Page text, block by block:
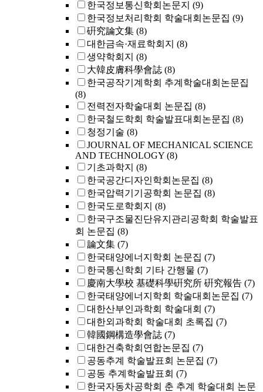
한국정보통신학회논문지 (9)
한국정보처리학회 학술대회논문집 (9)
硏究論文集 (8)
대한금속·재료학회지 (8)
생약학회지 (8)
大韓皮膚科學會誌 (8)
한국공작기계학회 추계학술대회논문집
(8)
전력전자학술대회 논문집 (8)
한국철도학회 학술발표대회논문집 (8)
청정기술 (8)
JOURNAL OF MECHANICAL SCIENCE
AND TECHNOLOGY (8)
기초과학지 (8)
한국공간디자인학회논문집 (8)
한국압력기기공학회 논문집 (8)
한국도로학회지 (8)
한국구조물진단유지관리공학회 학술발표
회 논문집 (8)
論文集 (7)
한국태양에너지학회 논문집 (7)
한국통신학회 기타 간행물 (7)
慶南大學校 基礎科學硏究所 硏究報告 (7)
한국태양에너지학회 학술대회논문집 (7)
대한산부인과학회 학술대회 (7)
대한외과학회 학술대회 초록집 (7)
韓國鋼構造學會誌 (7)
대한건축학회연합논문집 (7)
공동추계 학술발표회 논문집 (7)
공동 추계학술발표회 (7)
한국자동차공학회 춘 추계 학술대회 논문